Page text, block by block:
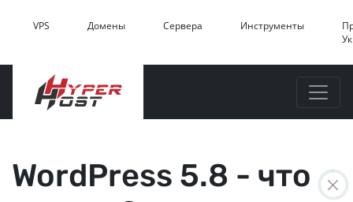
VPS Домены Сервера Инструменты
WordPress 5.8 - что